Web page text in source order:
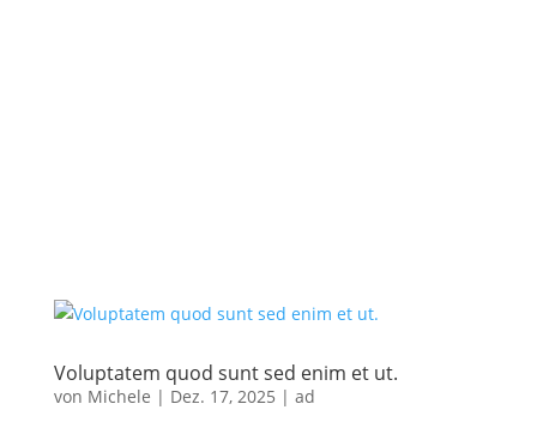
Voluptatem quod sunt sed enim et ut.
von Michele | Dez. 17, 2025 | ad